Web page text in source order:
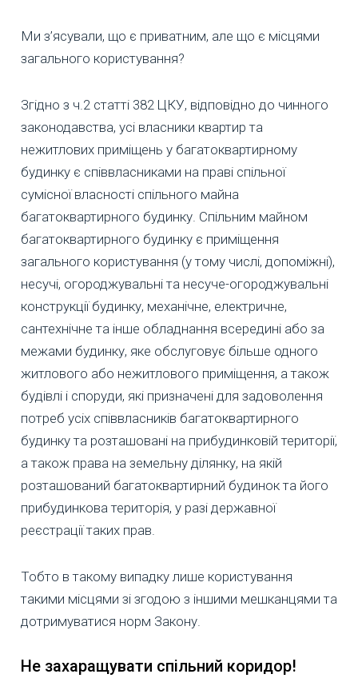
Ми з’ясували, що є приватним, але що є місцями
загального користування?
Згідно з ч.2 статті 382 ЦКУ, відповідно до чинного
законодавства, усі власники квартир та
нежитлових приміщень у багатоквартирному
будинку є співвласниками на праві спільної
сумісної власності спільного майна
багатоквартирного будинку. Спільним майном
багатоквартирного будинку є приміщення
загального користування (у тому числі, допоміжні),
несучі, огороджувальні та несуче-огороджувальні
конструкції будинку, механічне, електричне,
сантехнічне та інше обладнання всередині або за
межами будинку, яке обслуговує більше одного
житлового або нежитлового приміщення, а також
будівлі і споруди, які призначені для задоволення
потреб усіх співвласників багатоквартирного
будинку та розташовані на прибудинковій території,
а також права на земельну ділянку, на якій
розташований багатоквартирний будинок та його
прибудинкова територія, у разі державної
реєстрації таких прав.
Тобто в такому випадку лише користування
такими місцями зі згодою з іншими мешканцями та
дотримуватися норм Закону.
Не захаращувати спільний коридор!